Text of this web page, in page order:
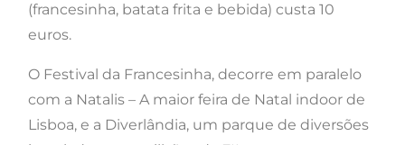
(francesinha, batata frita e bebida) custa 10
euros.
O Festival da Francesinha, decorre em paralelo
com a Natalis – A maior feira de Natal indoor de
Lisboa, e a Diverlândia, um parque de diversões